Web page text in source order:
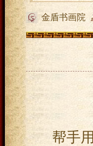
金盾书画院
帮手